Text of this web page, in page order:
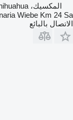
المكسيك، Chihuahua
Wiebe Km 24 Sa
الاتصال بالبائع